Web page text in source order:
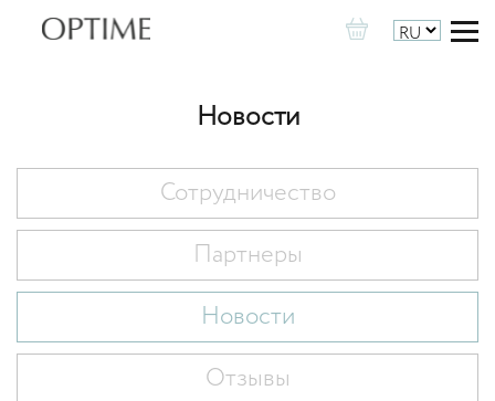
Новости
Сотрудничество
Партнеры
Новости
Отзывы